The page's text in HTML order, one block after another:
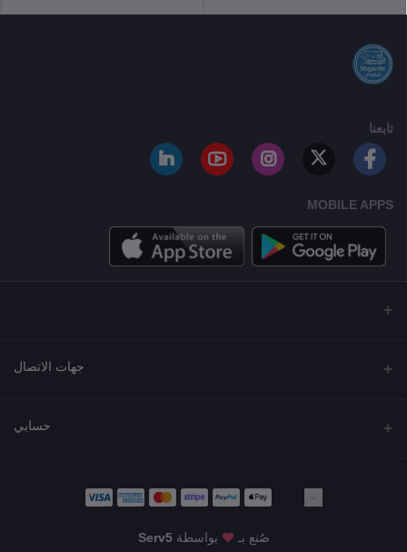
تابعنا
MOBILE APPS
جهات الاتصال
حسابي
صُنع بـ بواسطة Serv5